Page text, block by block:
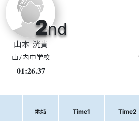
2nd
山本 洸貴
山ﾉ内中学校
01:26.37
地域 Time1 Time2